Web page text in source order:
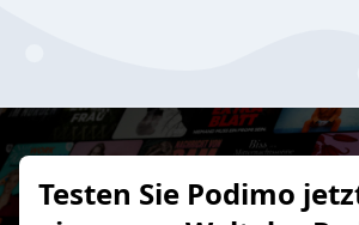
Testen Sie Podimo